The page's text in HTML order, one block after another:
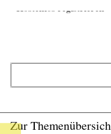
Kostenlos registrieren
Zur